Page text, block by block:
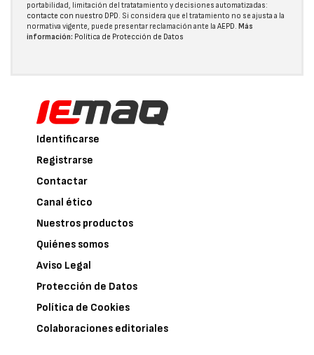
portabilidad, limitación del tratatamiento y decisiones automatizadas:
contacte con nuestro DPD. Si considera que el tratamiento no se ajusta a la
normativa vigente, puede presentar reclamación ante la AEPD. Más
información: Política de Protección de Datos
Identificarse
Registrarse
Contactar
Canal ético
Nuestros productos
Quiénes somos
Aviso Legal
Protección de Datos
Política de Cookies
Colaboraciones editoriales